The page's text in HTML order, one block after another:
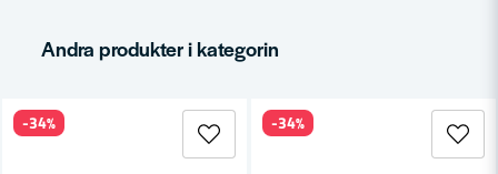
Ja, ni får publicera min fråga
Andra produkter i kategorin
-34% -34%